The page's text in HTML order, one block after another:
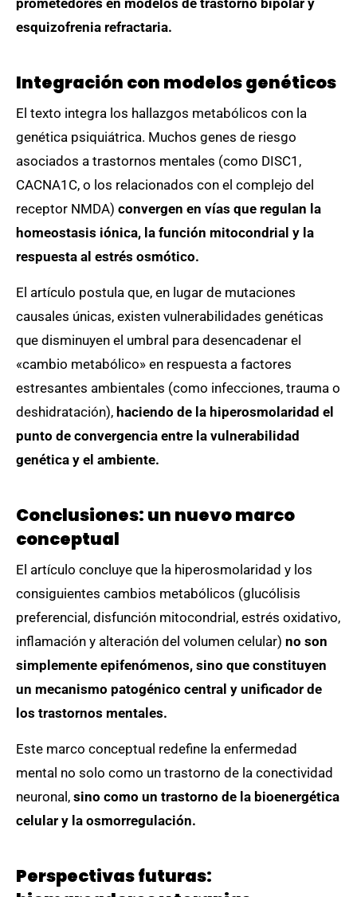
prometedores en modelos de trastorno bipolar y
esquizofrenia refractaria.
Integración con modelos genéticos
El texto integra los hallazgos metabólicos con la
genética psiquiátrica. Muchos genes de riesgo
asociados a trastornos mentales (como DISC1,
CACNA1C, o los relacionados con el complejo del
receptor NMDA) convergen en vías que regulan la
homeostasis iónica, la función mitocondrial y la
respuesta al estrés osmótico.
El artículo postula que, en lugar de mutaciones
causales únicas, existen vulnerabilidades genéticas
que disminuyen el umbral para desencadenar el
«cambio metabólico» en respuesta a factores
estresantes ambientales (como infecciones, trauma o
deshidratación), haciendo de la hiperosmolaridad el
punto de convergencia entre la vulnerabilidad
genética y el ambiente.
Conclusiones: un nuevo marco
conceptual
El artículo concluye que la hiperosmolaridad y los
consiguientes cambios metabólicos (glucólisis
preferencial, disfunción mitocondrial, estrés oxidativo,
inflamación y alteración del volumen celular) no son
simplemente epifenómenos, sino que constituyen
un mecanismo patogénico central y unificador de
los trastornos mentales.
Este marco conceptual redefine la enfermedad
mental no solo como un trastorno de la conectividad
neuronal, sino como un trastorno de la bioenergética
celular y la osmorregulación.
Perspectivas futuras: